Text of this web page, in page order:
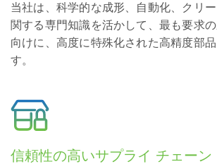
当社は、科学的な成形、自動化、クリ
関する専門知識を活かして、最も要求
向けに、高度に特殊化された高精度部
す。
信頼性の高いサプライ チェーン